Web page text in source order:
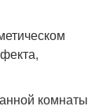
комнаты